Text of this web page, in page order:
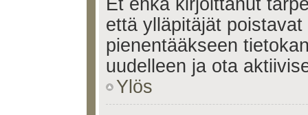
että ylläpitäjät
pienentääkseen
uudelleen ja ota
Ylös